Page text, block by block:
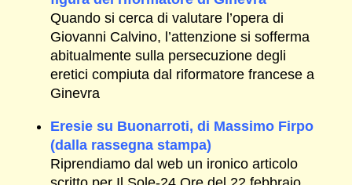
Quando si cerca di valutare l’opera di
Giovanni Calvino, l’attenzione si sofferma
abitualmente sulla persecuzione degli
eretici compiuta dal riformatore francese a
Ginevra
Eresie su Buonarroti, di Massimo Firpo
(dalla rassegna stampa)
Riprendiamo dal web un ironico articolo